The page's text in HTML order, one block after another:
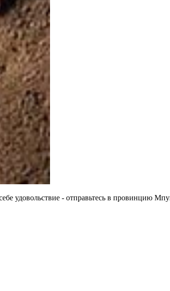
удовольствие - отправьтесь в провинцию